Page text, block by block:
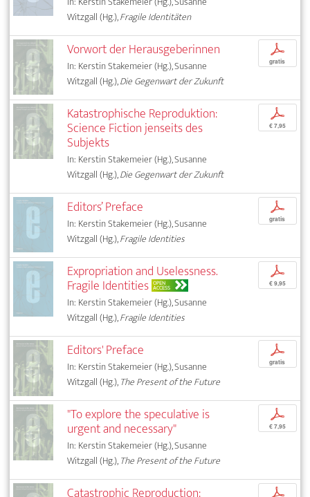
Witzgall (Hg.),Fragile Identitäten
Vorwort der Herausgeberinnen
In: Kerstin Stakemeier (Hg.), Susanne
Witzgall (Hg.),Die Gegenwart der Zukunft
p
gratis
Katastrophische Reproduktion:
Science Fiction jenseits des
Subjekts
In: Kerstin Stakemeier (Hg.), Susanne
Witzgall (Hg.),Die Gegenwart der Zukunft
p
€ 7,95
Editors’ Preface
In: Kerstin Stakemeier (Hg.), Susanne
Witzgall (Hg.),Fragile Identities
p
gratis
Expropriation and Uselessness.
Fragile Identities OPEN
ACCESS
In: Kerstin Stakemeier (Hg.), Susanne
Witzgall (Hg.),Fragile Identities
p
€ 9,95
Editors' Preface
In: Kerstin Stakemeier (Hg.), Susanne
Witzgall (Hg.),The Present of the Future
p
gratis
"To explore the speculative is
urgent and necessary"
In: Kerstin Stakemeier (Hg.), Susanne
Witzgall (Hg.),The Present of the Future
p
€ 7,95
p